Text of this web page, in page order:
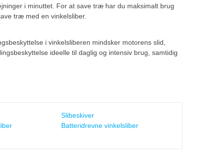
i minuttet. For at save træ har du maksimalt brug
træ med en vinkelsliber.
i vinkelsliberen mindsker motorens slid,
ideelle til daglig og intensiv brug, samtidig
Slibeskiver
Batteridrevne vinkelsliber